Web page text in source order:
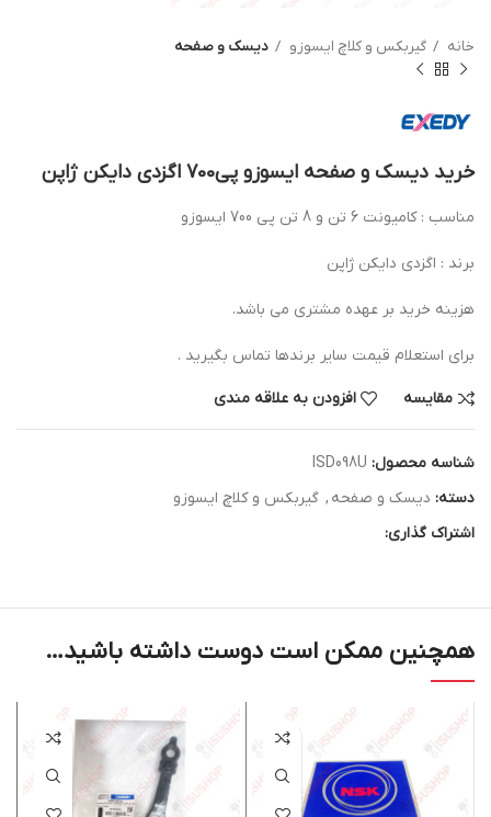
خانه گیربکس و کلاچ ایسوزو دیسک و صفحه
خرید دیسک و صفحه ایسوزو پی700 اگزدی دایکن ژاپن
مناسب : کامیونت 6 تن و 8 تن پی 700 ایسوزو
برند : اگزدی دایکن ژاپن
هزینه خرید بر عهده مشتری می باشد.
برای استعلام قیمت سایر برندها تماس بگیرید .
مقایسه افزودن به علاقه مندی
شناسه محصول: ISD098U
دسته: دیسک و صفحه , گیربکس و کلاچ ایسوزو
اشتراک گذاری:
همچنین ممکن است دوست داشته باشید…